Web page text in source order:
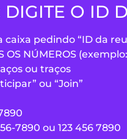
DIGITE O ID
caixa pedindo “ID da
OS NÚMEROS
ou traços
ou “Join”
7890 ou 123 456 7890